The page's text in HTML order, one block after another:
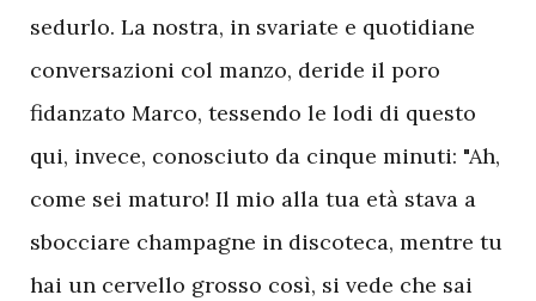
sedurlo. La nostra, in svariate e quotidiane
conversazioni col manzo, deride il poro
fidanzato Marco, tessendo le lodi di questo
qui, invece, conosciuto da cinque minuti: "Ah,
come sei maturo! Il mio alla tua età stava a
sbocciare champagne in discoteca, mentre tu
hai un cervello grosso così, si vede che sai